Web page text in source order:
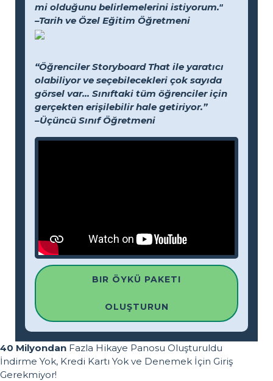
mi olduğunu belirlemelerini istiyorum."
–Tarih ve Özel Eğitim Öğretmeni
“Öğrenciler Storyboard That ile yaratıcı
olabiliyor ve seçebilecekleri çok sayıda
görsel var... Sınıftaki tüm öğrenciler için
gerçekten erişilebilir hale getiriyor.”
–Üçüncü Sınıf Öğretmeni
BIR ÖYKÜ PAKETI
OLUŞTURUN
40 Milyondan Fazla Hikaye Panosu Oluşturuldu
İndirme Yok, Kredi Kartı Yok ve Denemek İçin Giriş
Gerekmiyor!